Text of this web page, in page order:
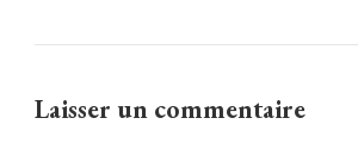
Laisser un commentaire